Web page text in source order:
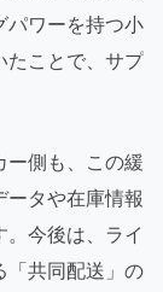
パワーを持つ小
たことで、サプ
ー側も、この緩
ータや在庫情報
。今後は、ライ
「共同配送」の